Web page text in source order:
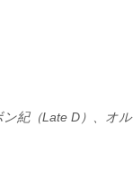
紀（Late D）、オ